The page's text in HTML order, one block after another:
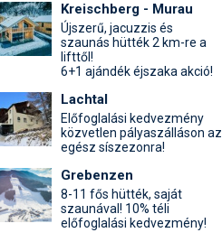
Kreischberg - Murau
Újszerű, jacuzzis és
szaunás hütték 2 km-re a
lifttől!
6+1 ajándék éjszaka akció!
Lachtal
Előfoglalási kedvezmény
közvetlen pályaszálláson az
egész síszezonra!
Grebenzen
8-11 fős hütték, saját
szaunával! 10% téli
előfoglalási kedvezmény!